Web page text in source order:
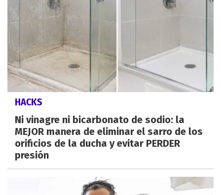
HACKS
Ni vinagre ni bicarbonato de sodio: la
MEJOR manera de eliminar el sarro de los
orificios de la ducha y evitar PERDER
presión